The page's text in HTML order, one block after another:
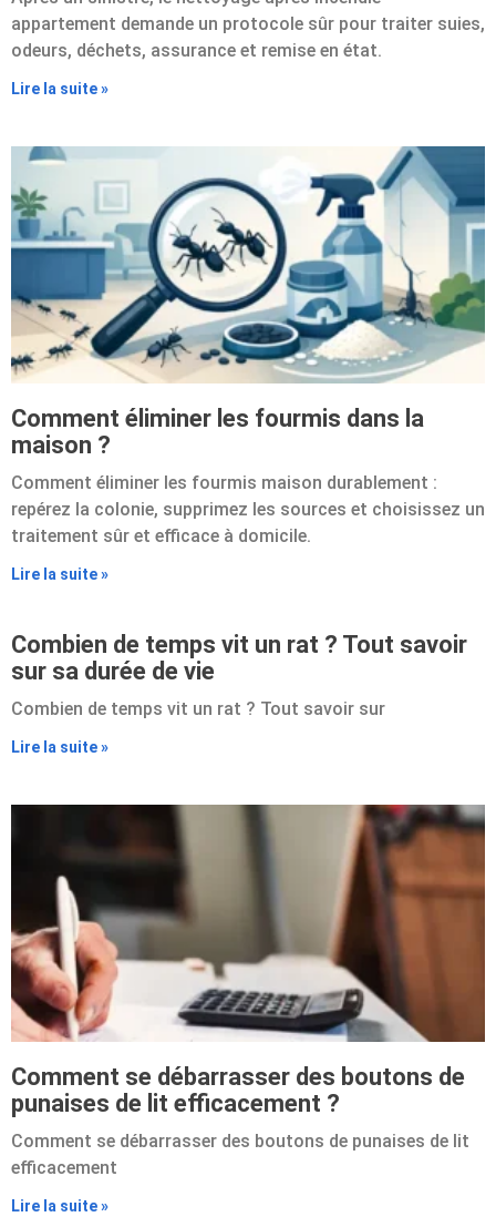
appartement demande un protocole sûr pour traiter suies,
odeurs, déchets, assurance et remise en état.
Lire la suite »
Comment éliminer les fourmis dans la
maison ?
Comment éliminer les fourmis maison durablement :
repérez la colonie, supprimez les sources et choisissez un
traitement sûr et efficace à domicile.
Lire la suite »
Combien de temps vit un rat ? Tout savoir
sur sa durée de vie
Combien de temps vit un rat ? Tout savoir sur
Lire la suite »
Comment se débarrasser des boutons de
punaises de lit efficacement ?
Comment se débarrasser des boutons de punaises de lit
efficacement
Lire la suite »